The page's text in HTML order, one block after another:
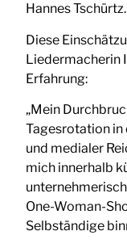
Hannes Tschürtz.
Diese
Liedermacherin
Erfahrung:
„Mein
Tagesrotation in
und medialer
mich innerhalb
One-Woman-
Selbständige